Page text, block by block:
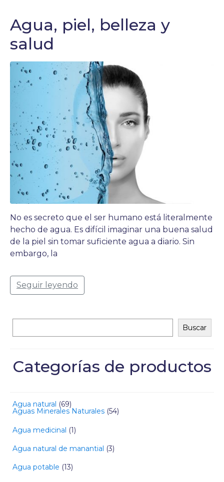
Agua, piel, belleza y
salud
No es secreto que el ser humano está literalmente
hecho de agua. Es difícil imaginar una buena salud
de la piel sin tomar suficiente agua a diario. Sin
embargo, la
Seguir leyendo
Buscar
Categorías de productos
Agua natural 69
Aguas Minerales Naturales 54
Agua medicinal 1
Agua natural de manantial 3
Agua potable 13